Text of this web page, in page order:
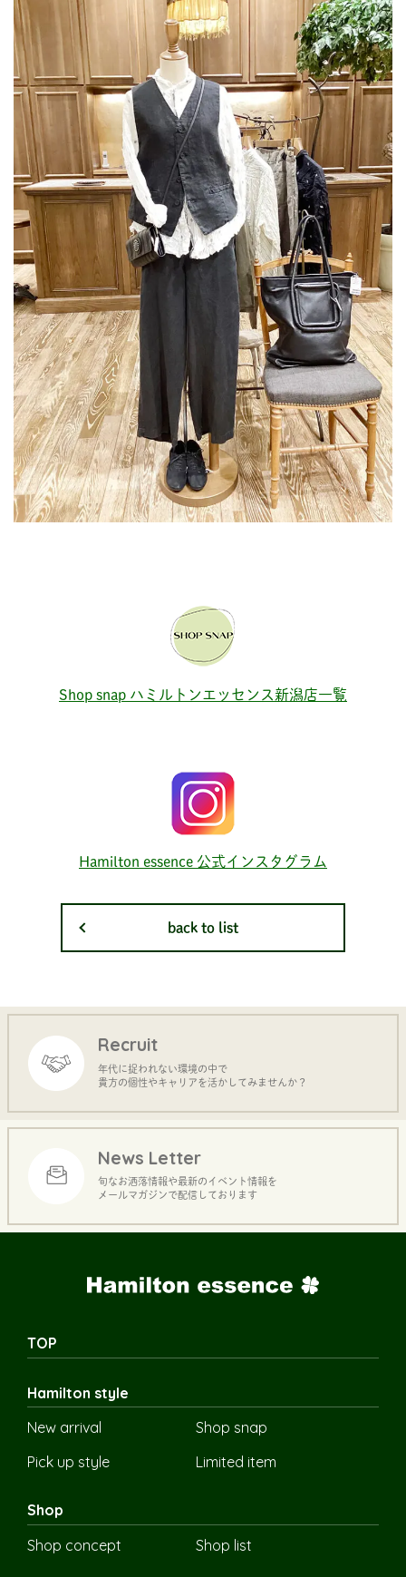
Shop snap ハミルトンエッセンス新潟店一覧
Hamilton essence 公式インスタグラム
back to list
Recruit
年代に捉われない環境の中で
貴方の個性やキャリアを活かしてみませんか？
News Letter
旬なお洒落情報や最新のイベント情報を
メールマガジンで配信しております
TOP
Hamilton style
New arrival
Shop snap
Pick up style
Limited item
Shop
Shop concept
Shop list